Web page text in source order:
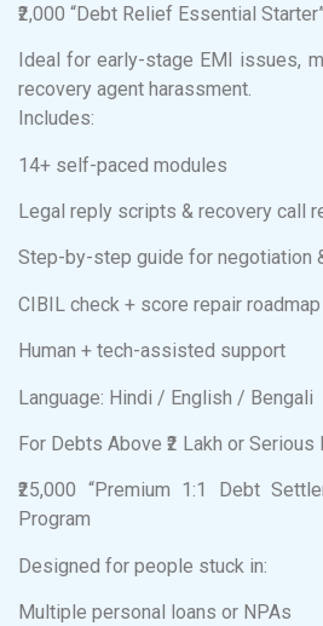
₹2,000 “Debt Relief Essential
Ideal for early-stage EMI issues,
recovery agent harassment.
Includes:
14+ self-paced modules
Legal reply scripts & recovery call
Step-by-step guide for negotiation
CIBIL check + score repair roadmap
Human + tech-assisted support
Language: Hindi / English / Bengali
For Debts Above ₹2 Lakh or
₹25,000 “Premium 1:1 Debt
Program
Designed for people stuck in:
Multiple personal loans or NPAs